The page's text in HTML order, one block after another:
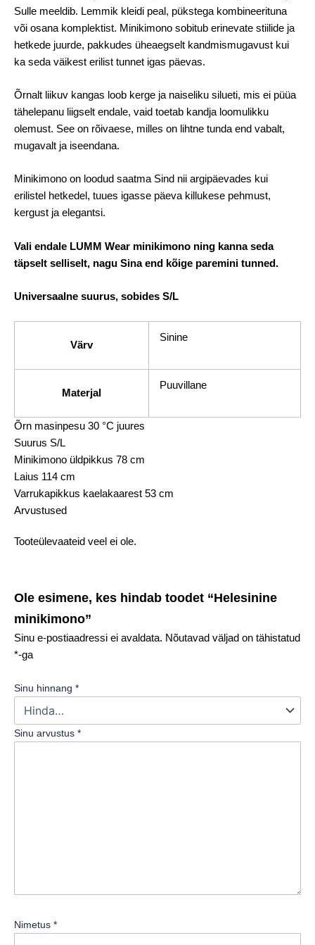
Sulle meeldib. Lemmik kleidi peal, pükstega kombineerituna
või osana komplektist. Minikimono sobitub erinevate stiilide ja
hetkede juurde, pakkudes üheaegselt kandmismugavust kui
ka seda väikest erilist tunnet igas päevas.
Õrnalt liikuv kangas loob kerge ja naiseliku silueti, mis ei püüa
tähelepanu liigselt endale, vaid toetab kandja loomulikku
olemust. See on rõivaese, milles on lihtne tunda end vabalt,
mugavalt ja iseendana.
Minikimono on loodud saatma Sind nii argipäevades kui
erilistel hetkedel, tuues igasse päeva killukese pehmust,
kergust ja elegantsi.
Vali endale LUMM Wear minikimono ning kanna seda
täpselt selliselt, nagu Sina end kõige paremini tunned.
Universaalne suurus, sobides S/L
Värv
Sinine
Materjal
Puuvillane
Õrn masinpesu 30 °C juures
Suurus S/L
Minikimono üldpikkus 78 cm
Laius 114 cm
Varrukapikkus kaelakaarest 53 cm
Arvustused
Tooteülevaateid veel ei ole.
Ole esimene, kes hindab toodet “Helesinine
minikimono”
Sinu e-postiaadressi ei avaldata. Nõutavad väljad on tähistatud
*-ga
Sinu hinnang *
Sinu arvustus *
Nimetus *